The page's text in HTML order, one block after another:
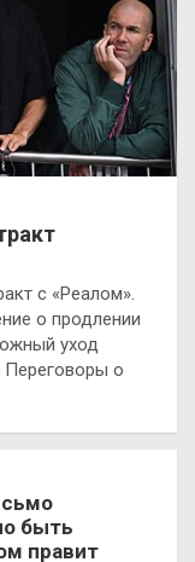
с «Реалом».
о продлении
уход
Переговоры о
быть
правит